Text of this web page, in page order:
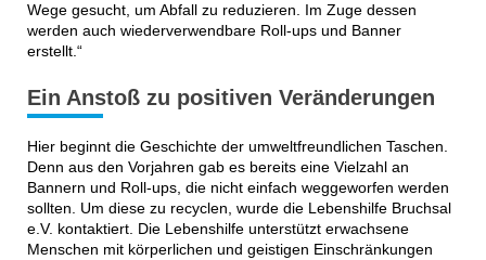
Wege gesucht, um Abfall zu reduzieren. Im Zuge dessen
werden auch wiederverwendbare Roll-ups und Banner
erstellt.“
Ein Anstoß zu positiven Veränderungen
Hier beginnt die Geschichte der umweltfreundlichen Taschen.
Denn aus den Vorjahren gab es bereits eine Vielzahl an
Bannern und Roll-ups, die nicht einfach weggeworfen werden
sollten. Um diese zu recyclen, wurde die Lebenshilfe Bruchsal
e.V. kontaktiert. Die Lebenshilfe unterstützt erwachsene
Menschen mit körperlichen und geistigen Einschränkungen